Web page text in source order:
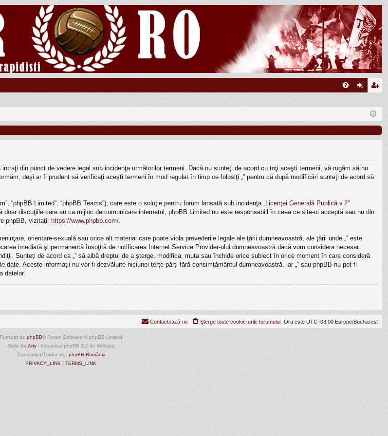
eg
intraţi din punct de vedere legal sub incidenţa următorilor termeni. Dacă nu sunteţi de acord cu toţi aceşti termeni, vă rugăm să nu
deşi ar fi prudent să verificaţi aceşti termeni în mod regulat în timp ce folosiţi „” pentru că după modificări sunteţi de acord să
“phpBB Limited”, “phpBB Teams”), care este o soluţie pentru forum lansată sub incidenţa „Licenţei Generală Publică v.2”
doar discuţiile care au ca mijloc de comunicare internetul, phpBB Limited nu este responsabill în ceea ce site-ul acceptă sau nu din
phpBB, vizitaţi: https://www.phpbb.com/.
orientare-sexuală sau orice alt material care poate viola prevederile legale ale ţării dumneavoastră, ale ţării unde „” este
imediată şi permanentă însoţită de notificarea Internet Service Provider-ului dumneavoastră dacă vom considera necesar.
Sunteţi de acord ca „” să aibă dreptul de a şterge, modifica, muta sau închide orice subiect în orice moment în care consideră
Aceste informaţii nu vor fi dezvăluite niciunei terţe părţi fără consimţământul dumneavoastră, iar „” sau phpBB nu pot fi
datelor.
Ora este UTC+03:00 Europe/Bucharest
Şterge toate cookie-urile forumului
Contactează-ne
Furnizat de phpBB® Forum Software © phpBB Limited
Style de Arty- Actualizat phpBB 3.2 de MrGaby
Translation/Traducere: phpBB România
PRIVACY_LINK | TERMS_LINK